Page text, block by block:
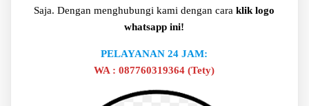
Saja. Dengan menghubungi kami dengan caraklik logo
whatsapp ini!
PELAYANAN 24 JAM:
WA : 087760319364 (Tety)